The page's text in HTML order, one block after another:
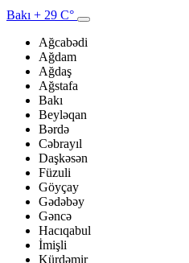
Bakı + 29 C°
Ağcabədi
Ağdam
Ağdaş
Ağstafa
Bakı
Beyləqan
Bərdə
Cəbrayıl
Daşkəsən
Füzuli
Göyçay
Gədəbəy
Gəncə
Hacıqabul
İmişli
Kürdəmir